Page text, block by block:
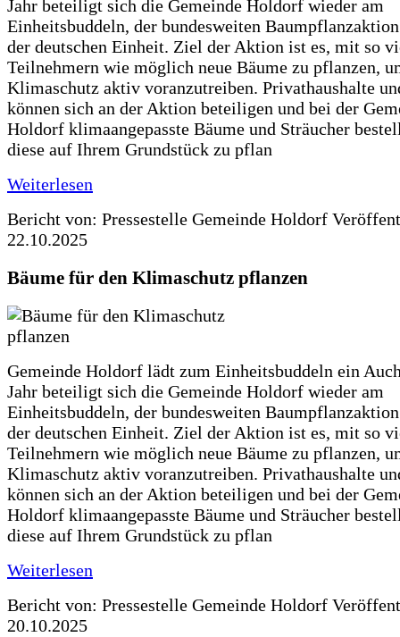
Jahr beteiligt sich die Gemeinde Holdorf wieder am
Einheitsbuddeln, der bundesweiten
der deutschen Einheit. Ziel der Aktion ist es, mit so
Teilnehmern wie möglich neue Bäume zu pflanzen,
Klimaschutz aktiv voranzutreiben. Privathaushalte
können sich an der Aktion beteiligen und bei der
Holdorf klimaangepasste Bäume und Sträucher
diese auf Ihrem Grundstück zu pflan
Weiterlesen
Bericht von: Pressestelle Gemeinde Holdorf
22.10.2025
Bäume für den Klimaschutz pflanzen
Gemeinde Holdorf lädt zum Einheitsbuddeln ein
Jahr beteiligt sich die Gemeinde Holdorf wieder am
Einheitsbuddeln, der bundesweiten
der deutschen Einheit. Ziel der Aktion ist es, mit so
Teilnehmern wie möglich neue Bäume zu pflanzen,
Klimaschutz aktiv voranzutreiben. Privathaushalte
können sich an der Aktion beteiligen und bei der
Holdorf klimaangepasste Bäume und Sträucher
diese auf Ihrem Grundstück zu pflan
Weiterlesen
Bericht von: Pressestelle Gemeinde Holdorf
20.10.2025